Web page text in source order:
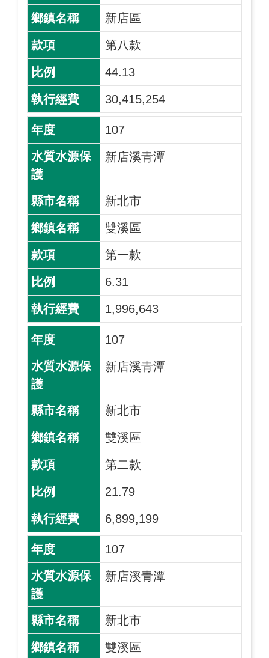
新店區
第八款
44.13
30,415,254
107
新店溪青潭
新北市
雙溪區
第一款
6.31
1,996,643
107
新店溪青潭
新北市
雙溪區
第二款
21.79
6,899,199
107
新店溪青潭
新北市
雙溪區